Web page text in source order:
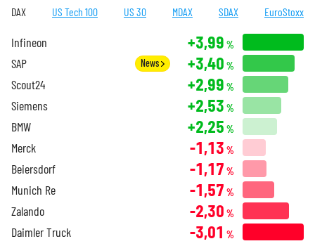
DAX US Tech 100 US 30 MDAX SDAX EuroStoxx
Infineon +3,99 %
SAP News +3,40 %
Scout24 +2,99 %
Siemens +2,53 %
BMW +2,25 %
Merck -1,13 %
Beiersdorf -1,17 %
Munich Re -1,57 %
Zalando -2,30 %
Daimler Truck -3,01 %